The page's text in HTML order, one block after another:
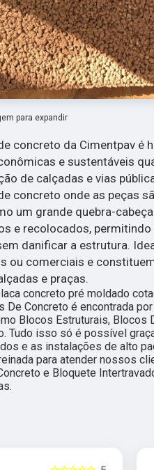
para expandir
concreto da Cimentpav é
e sustentáveis
de calçadas e vias
concreto onde as peças
um grande quebra-
e recolocados,
danificar a estrutura.
ou comerciais e
e praças.
concreto pré moldado
De Concreto é encontrada
Blocos Estruturais, Blocos
Tudo isso só é possível
e as instalações de alto
para atender nossos
e Bloquete